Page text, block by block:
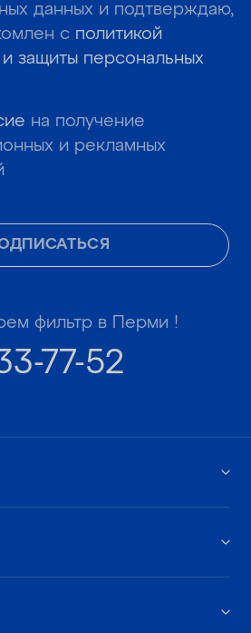
данных и подтверждаю,
с политикой
защиты персональных
на получение
и рекламных
фильтр в Перми !
77-52